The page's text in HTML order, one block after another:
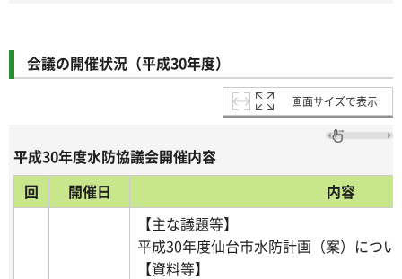
会議の開催状況（平成30年度）
画面サイズで表示
平成30年度水防協議会開催内容
回
開催日 内容
【主な議題等】
平成30年度仙台市水防計画（案）につい
【資料等】